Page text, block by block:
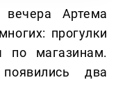
Артема
прогулки
по магазинам.
два